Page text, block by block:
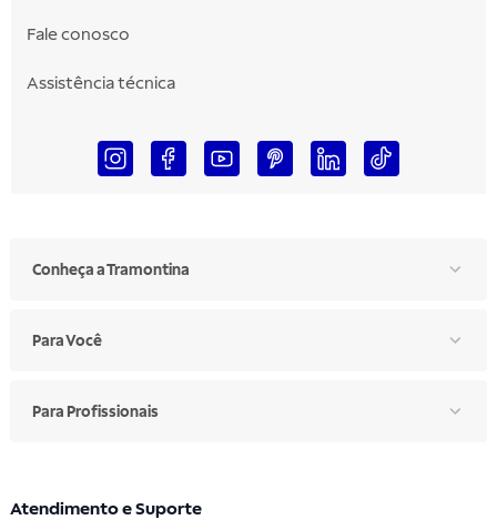
Fale conosco
Assistência técnica
Conheça a Tramontina
Para Você
Para Profissionais
Atendimento e Suporte